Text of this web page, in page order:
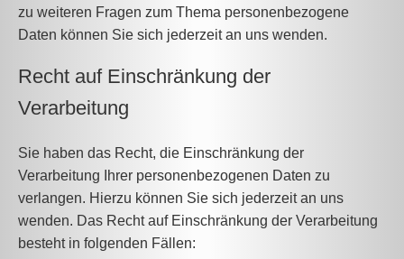
zu weiteren Fragen zum Thema personenbezogene
Daten können Sie sich jederzeit an uns wenden.
Recht auf Einschränkung der
Verarbeitung
Sie haben das Recht, die Einschränkung der
Verarbeitung Ihrer personenbezogenen Daten zu
verlangen. Hierzu können Sie sich jederzeit an uns
wenden. Das Recht auf Einschränkung der Verarbeitung
besteht in folgenden Fällen: